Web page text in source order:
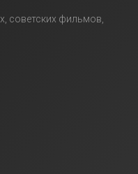
советских фильмов,